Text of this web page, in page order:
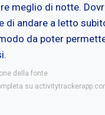
meglio di notte.
di andare a letto
da poter
della fonte
su